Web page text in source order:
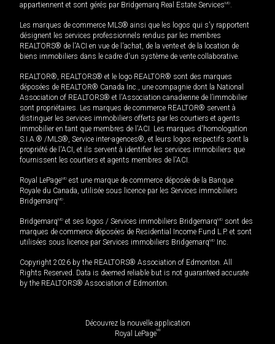
appartiennent et sont gérés par Bridgemarq Real Estate ServicesMD.
Les marques de commerce MLS® ainsi que les logos qui s'y rapportent
désignent les services professionnels rendus par les membres
REALTORS® de l'ACI en vue de l'achat, de la vente et de la location de
biens immobiliers dans le cadre d'un système de vente collaborative.
REALTOR®, REALTORS® et le logo REALTOR® sont des marques
déposées de REALTOR® Canada Inc., une compagnie dont la National
Association of REALTORS® et l'Association canadienne de l’immobilier
sont propriétaires. Les marques de commerce REALTOR® servent à
distinguer les services immobiliers offerts par les courtiers et agents
immobilier en tant que membres de l'ACI. Les marques d'homologation
S.I.A.® /MLS®, Service inter-agences®, et leurs logos respectifs sont la
propriété de l'ACI, et ils servent à identifier les services immobiliers que
fournissent les courtiers et agents membres de l'ACI.
Royal LePageMD est une marque de commerce déposée de la Banque
Royale du Canada, utilisée sous licence par les Services immobiliers
BridgemarqMD.
BridgemarqMD et ses logos / Services immobiliers BridgemarqMD sont des
marques de commerce déposées de Residential Income Fund L.P. et sont
utilisées sous licence par Services immobiliers BridgemarqMD Inc.
Copyright 2026 by the REALTORS® Association of Edmonton. All
Rights Reserved. Data is deemed reliable but is not guaranteed accurate
by the REALTORS® Association of Edmonton.
Découvrez la nouvelle application
Royal LePageMD